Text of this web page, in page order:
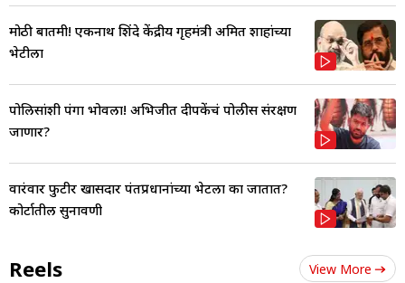
मोठी बातमी! एकनाथ शिंदे केंद्रीय गृहमंत्री अमित शाहांच्या
भेटीला
पोलिसांशी पंगा भोवला! अभिजीत दीपकेंचं पोलीस संरक्षण
जाणार?
वारंवार फुटीर खासदार पंतप्रधानांच्या भेटला का जातात?
कोर्टातील सुनावणी
Reels View More